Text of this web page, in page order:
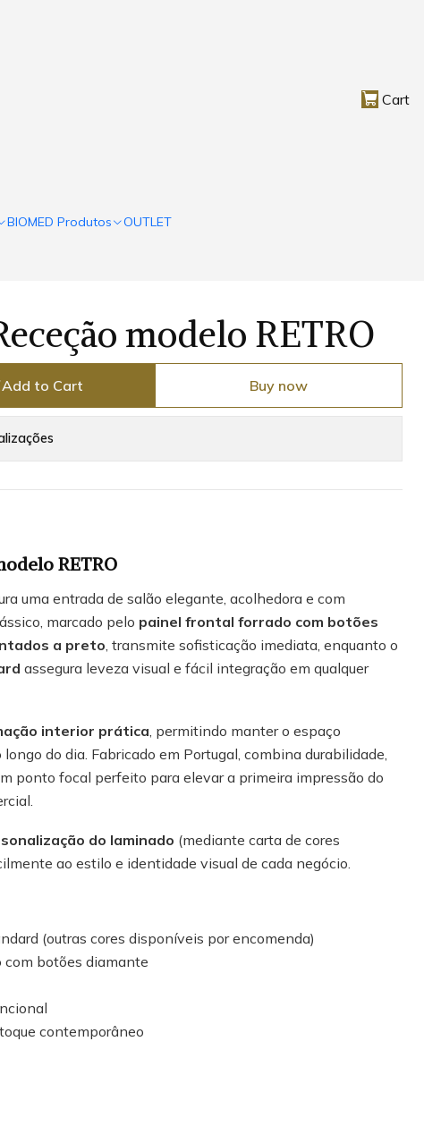
Cart
BIOMED Produtos OUTLET
modelo RETRO
Add to Cart Buy now
RETRO
uma entrada de salão elegante, acolhedora e com
marcado pelo painel frontal forrado com botões
a preto , transmite sofisticação imediata, enquanto o
assegura leveza visual e fácil integração em qualquer
interior prática , permitindo manter o espaço
do dia. Fabricado em Portugal, combina durabilidade,
ponto focal perfeito para elevar a primeira impressão do
do laminado (mediante carta de cores
ao estilo e identidade visual de cada negócio.
(outras cores disponíveis por encomenda)
botões diamante
contemporâneo